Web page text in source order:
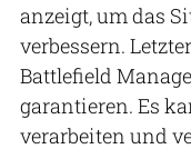
anzeigt, um das
verbessern.
Battlefield
garantieren. Es
verarbeiten und